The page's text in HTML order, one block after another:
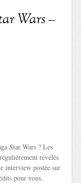
Wars –
Star Wars ? Les
révélés
interview postée sur
pour vous.